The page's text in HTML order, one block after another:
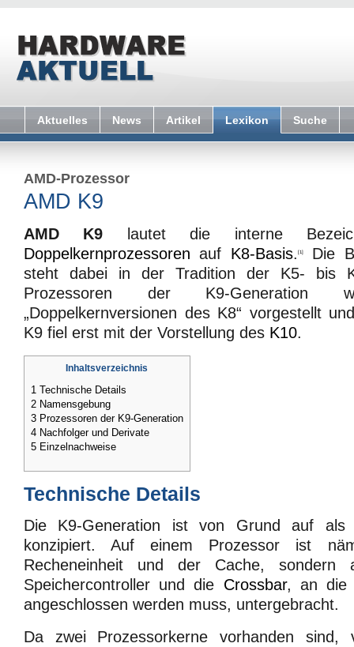
Aktuelles News Artikel Lexikon Suche
AMD-Prozessor
AMD K9
AMD K9 lautet die interne
Doppelkernprozessoren auf K8-Basis. [1]
Die
steht dabei in der Tradition der K5- bis
Prozessoren der K9-
„Doppelkernversionen des K8“ vorgestellt
K9 fiel erst mit der Vorstellung des K10.
Inhaltsverzeichnis
1 Technische Details
2 Namensgebung
3 Prozessoren der K9-Generation
4 Nachfolger und Derivate
5 Einzelnachweise
Technische Details
Die K9-Generation ist von Grund auf als
konzipiert. Auf einem Prozessor ist
Recheneinheit und der Cache, sondern
Speichercontroller und die Crossbar, an die
angeschlossen werden muss, untergebracht.
Da zwei Prozessorkerne vorhanden